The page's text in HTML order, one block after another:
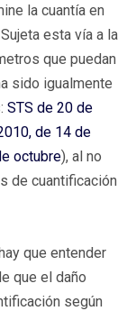
la cuantía en
esta vía a la
que puedan
sido igualmente
STS de 20 de
de 14 de
octubre), al no
de cuantificación
que entender
que el daño
según